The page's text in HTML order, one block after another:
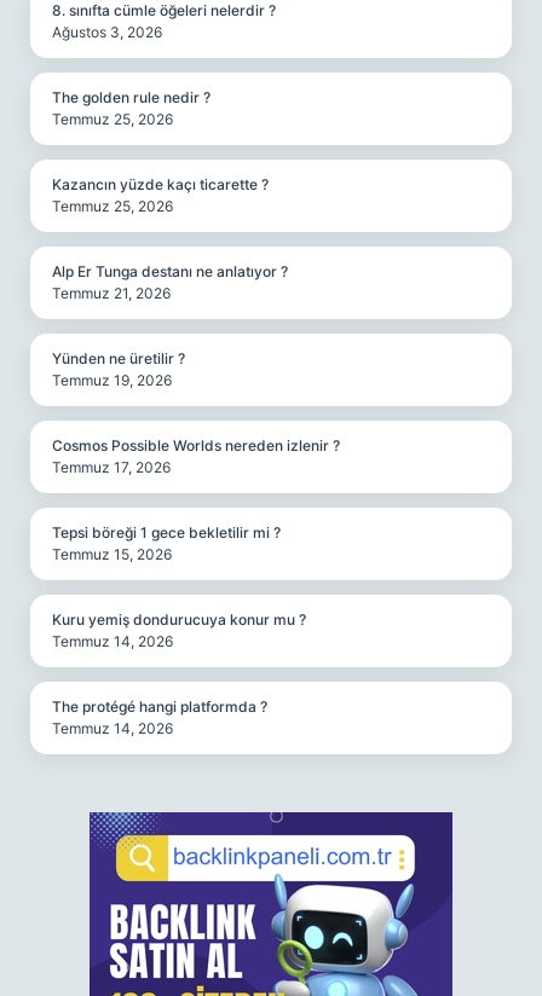
8. sınıfta cümle öğeleri nelerdir ?
Ağustos 3, 2026
The golden rule nedir ?
Temmuz 25, 2026
Kazancın yüzde kaçı ticarette ?
Temmuz 25, 2026
Alp Er Tunga destanı ne anlatıyor ?
Temmuz 21, 2026
Yünden ne üretilir ?
Temmuz 19, 2026
Cosmos Possible Worlds nereden izlenir ?
Temmuz 17, 2026
Tepsi böreği 1 gece bekletilir mi ?
Temmuz 15, 2026
Kuru yemiş dondurucuya konur mu ?
Temmuz 14, 2026
The protégé hangi platformda ?
Temmuz 14, 2026